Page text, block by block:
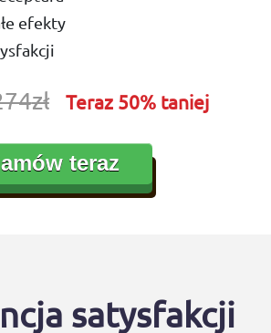
efekty
zł Teraz 50% taniej
teraz
satysfakcji